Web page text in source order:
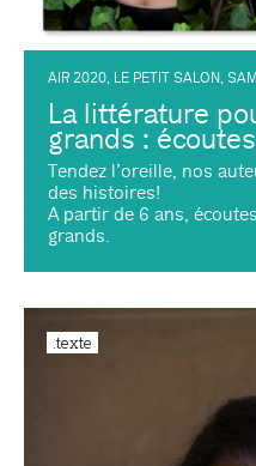
AIR 2020, LE PETIT SALON,
La littérature
grands :
Tendez l’oreille, nos
des histoires!
A partir de 6 ans,
grands.
.texte